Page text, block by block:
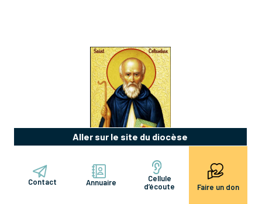
Aller sur le site du diocèse
Contact Annuaire
Cellule
d’écoute
Faire un don